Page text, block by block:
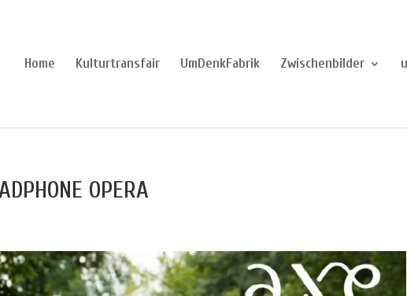
Home Kulturtransfair UmDenkFabrik Zwischenbilder
OPERA